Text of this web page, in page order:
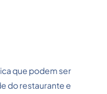
que podem ser
do restaurante e